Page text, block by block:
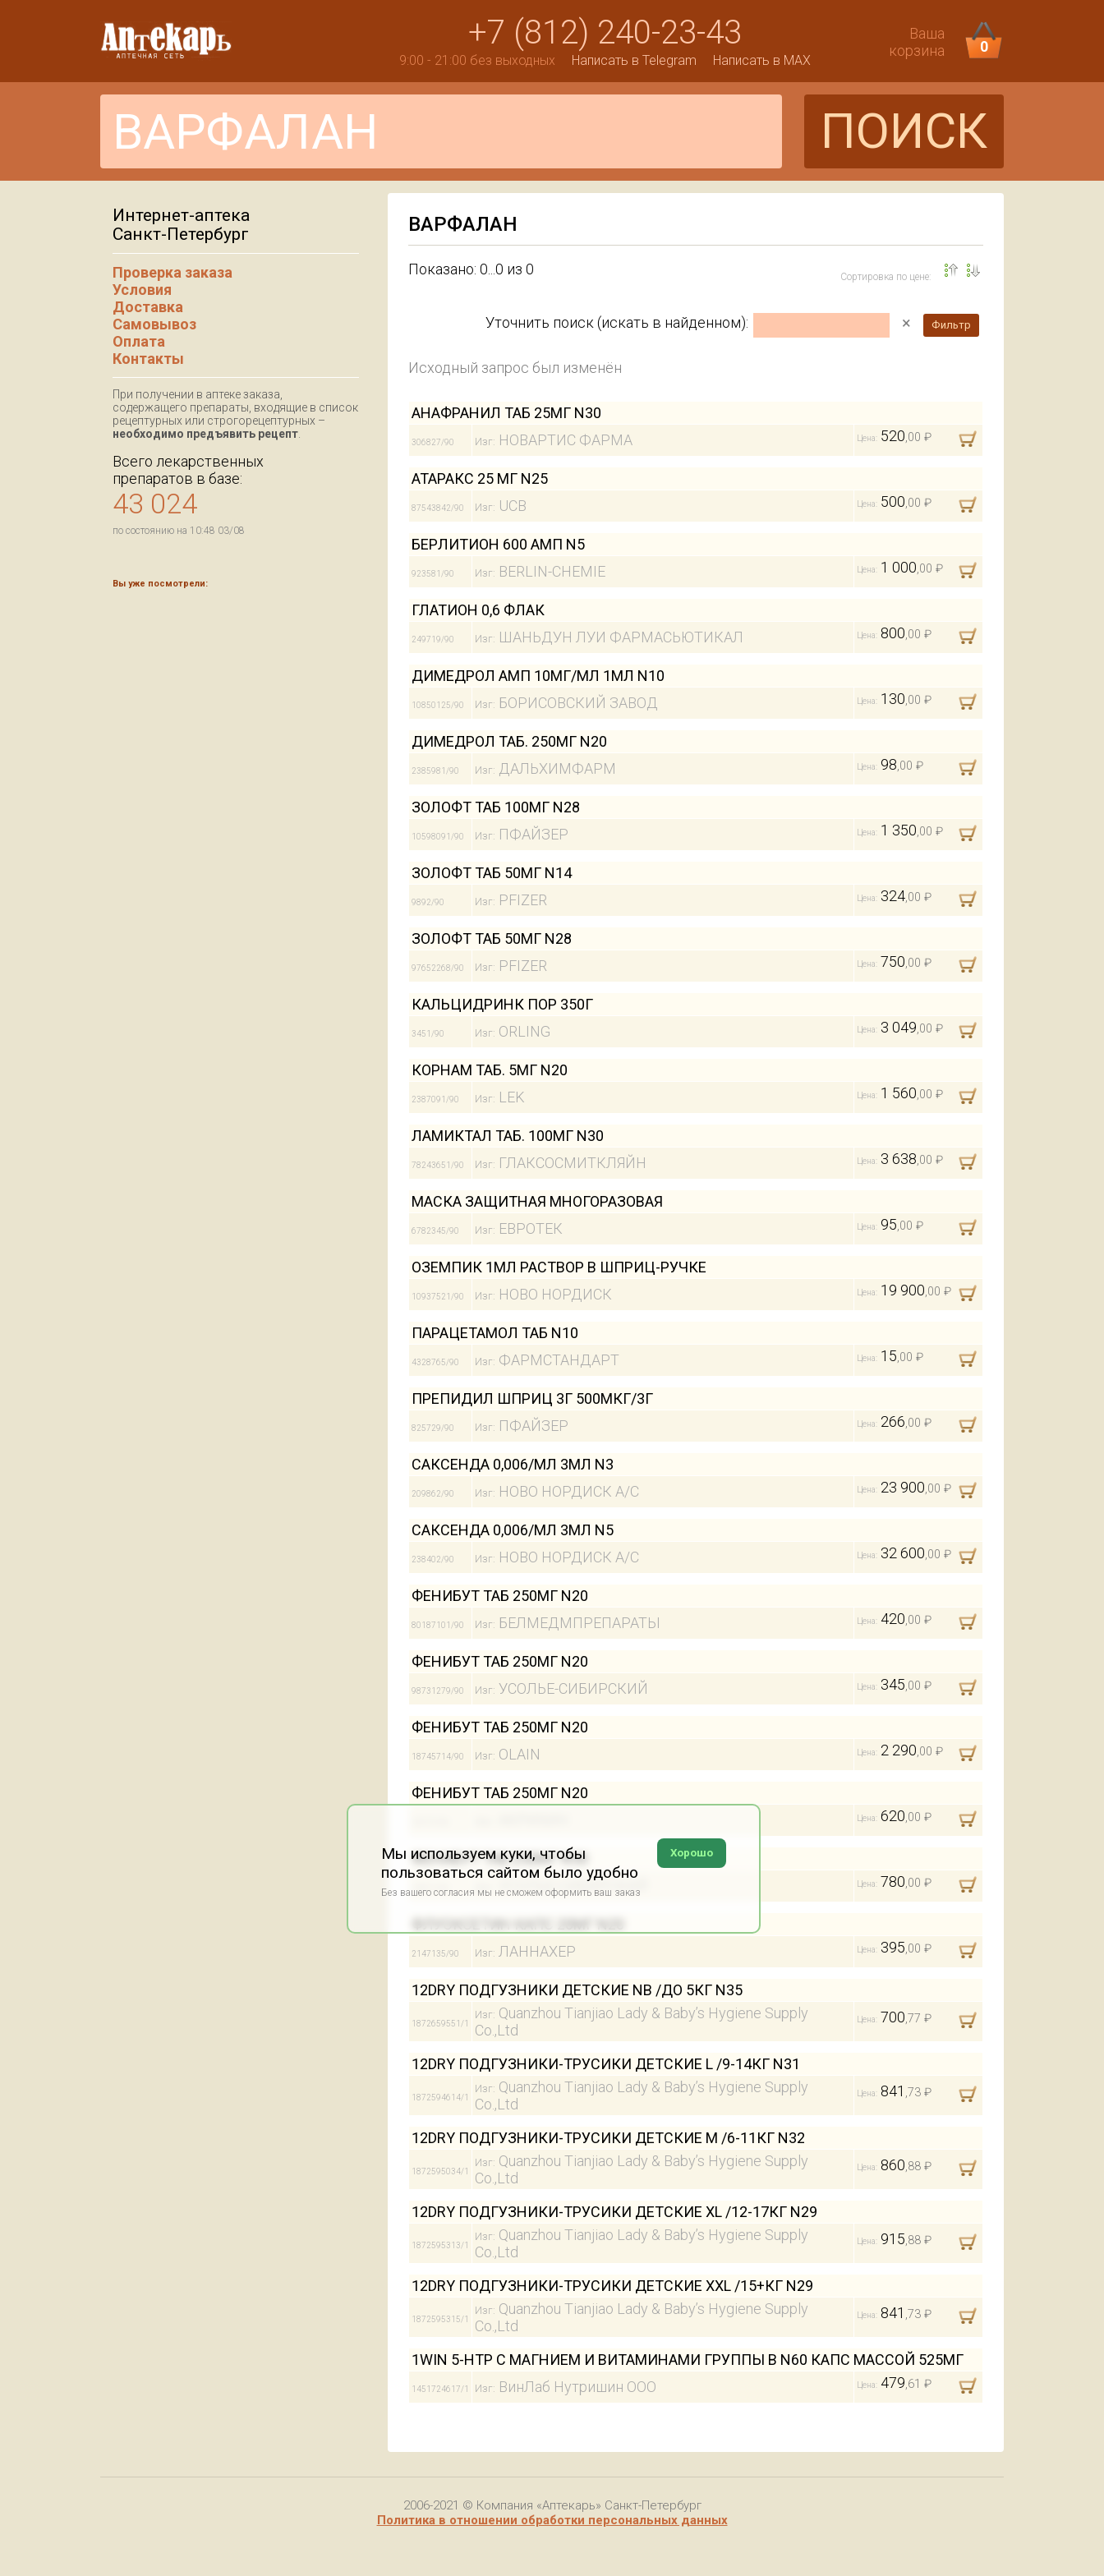
+7 (812) 240-23-43
9:00 - 21:00 без выходных Написать в Telegram Написать в MAX
Ваша
корзина
0
ПОИСК
Интернет-аптека
Санкт-Петербург
Проверка заказа
Условия
Доставка
Самовывоз
Оплата
Контакты
При получении в аптеке заказа,
содержащего препараты, входящие в список
рецептурных или строгорецептурных –
необходимо предъявить рецепт
Всего лекарственных
препаратов в базе:
43 024
по состоянию на 10:48 03/08
Вы уже посмотрели:
ВАРФАЛАН
Сортировка по цене:
Показано: 0...0 из 0
× Фильтр
Уточнить поиск (искать в найденном):
Исходный запрос был изменён
АНАФРАНИЛ ТАБ 25МГ N30
306827/90 Изг: НОВАРТИС ФАРМА Цена: 520,00 ₽
АТАРАКС 25 МГ N25
87543842/90 Изг: UCB Цена: 500,00 ₽
БЕРЛИТИОН 600 АМП N5
923581/90 Изг: BERLIN-CHEMIE Цена: 1 000,00 ₽
ГЛАТИОН 0,6 ФЛАК
249719/90 Изг: ШАНЬДУН ЛУИ ФАРМАСЬЮТИКАЛ Цена: 800,00 ₽
ДИМЕДРОЛ АМП 10МГ/МЛ 1МЛ N10
10850125/90 Изг: БОРИСОВСКИЙ ЗАВОД Цена: 130,00 ₽
ДИМЕДРОЛ ТАБ. 250МГ N20
2385981/90 Изг: ДАЛЬХИМФАРМ Цена: 98,00 ₽
ЗОЛОФТ ТАБ 100МГ N28
10598091/90 Изг: ПФАЙЗЕР Цена: 1 350,00 ₽
ЗОЛОФТ ТАБ 50МГ N14
9892/90 Изг: PFIZER Цена: 324,00 ₽
ЗОЛОФТ ТАБ 50МГ N28
97652268/90 Изг: PFIZER Цена: 750,00 ₽
КАЛЬЦИДРИНК ПОР 350Г
3451/90 Изг: ORLING Цена: 3 049,00 ₽
КОРНАМ ТАБ. 5МГ N20
2387091/90 Изг: LEK Цена: 1 560,00 ₽
ЛАМИКТАЛ ТАБ. 100МГ N30
78243651/90 Изг: ГЛАКСОСМИТКЛЯЙН Цена: 3 638,00 ₽
МАСКА ЗАЩИТНАЯ МНОГОРАЗОВАЯ
6782345/90 Изг: ЕВРОТЕК Цена: 95,00 ₽
ОЗЕМПИК 1МЛ РАСТВОР В ШПРИЦ-РУЧКЕ
10937521/90 Изг: НОВО НОРДИСК Цена: 19 900,00 ₽
ПАРАЦЕТАМОЛ ТАБ N10
4328765/90 Изг: ФАРМСТАНДАРТ Цена: 15,00 ₽
ПРЕПИДИЛ ШПРИЦ 3Г 500МКГ/3Г
825729/90 Изг: ПФАЙЗЕР Цена: 266,00 ₽
САКСЕНДА 0,006/МЛ 3МЛ N3
209862/90 Изг: НОВО НОРДИСК А/С Цена: 23 900,00 ₽
САКСЕНДА 0,006/МЛ 3МЛ N5
238402/90 Изг: НОВО НОРДИСК А/С Цена: 32 600,00 ₽
ФЕНИБУТ ТАБ 250МГ N20
80187101/90 Изг: БЕЛМЕДМПРЕПАРАТЫ Цена: 420,00 ₽
ФЕНИБУТ ТАБ 250МГ N20
98731279/90 Изг: УСОЛЬЕ-СИБИРСКИЙ Цена: 345,00 ₽
ФЕНИБУТ ТАБ 250МГ N20
18745714/90 Изг: OLAIN Цена: 2 290,00 ₽
ФЕНИБУТ ТАБ 250МГ N20
Цена: 620,00 ₽
ФЕНИБУТ ТАБ 250МГ N50
Изг: УСОЛЬЕ-СИБИРСКИЙ Цена: 780,00 ₽
2147135/90 Изг: ЛАННАХЕР Цена: 395,00 ₽
12DRY ПОДГУЗНИКИ ДЕТСКИЕ NB /ДО 5КГ N35
1872659551/1
Изг: Quanzhou Tianjiao Lady & Baby’s Hygiene Supply
Co.,Ltd
Цена: 700,77 ₽
12DRY ПОДГУЗНИКИ-ТРУСИКИ ДЕТСКИЕ L /9-14КГ N31
1872594614/1
Изг: Quanzhou Tianjiao Lady & Baby’s Hygiene Supply
Co.,Ltd
Цена: 841 ,73 ₽
12DRY ПОДГУЗНИКИ-ТРУСИКИ ДЕТСКИЕ M /6-11КГ N32
1872595034/1
Изг: Quanzhou Tianjiao Lady & Baby’s Hygiene Supply
Co.,Ltd
Цена: 860,88 ₽
12DRY ПОДГУЗНИКИ-ТРУСИКИ ДЕТСКИЕ XL /12-17КГ N29
1872595313/1
Изг: Quanzhou Tianjiao Lady & Baby’s Hygiene Supply
Co.,Ltd
Цена: 915,88 ₽
12DRY ПОДГУЗНИКИ-ТРУСИКИ ДЕТСКИЕ XXL /15+КГ N29
1872595315/1
Изг: Quanzhou Tianjiao Lady & Baby’s Hygiene Supply
Co.,Ltd
Цена: 841 ,73 ₽
1WIN 5-HTP С МАГНИЕМ И ВИТАМИНАМИ ГРУППЫ В N60 КАПС МАССОЙ 525МГ
1451724617/1 Изг: ВинЛаб Нутришин ООО Цена: 479,61 ₽
2006-2021 © Компания «Аптекарь» Санкт-Петербург
Политика в отношении обработки персональных данных
Хорошо
Мы используем куки, чтобы
пользоваться сайтом было удобно
Без вашего согласия мы не сможем оформить ваш заказ